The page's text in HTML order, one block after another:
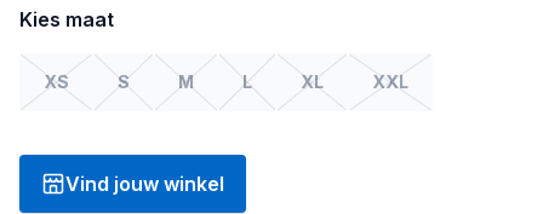
Kies maat
XS S M L XL XXL
Vind jouw winkel